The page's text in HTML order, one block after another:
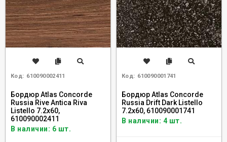
Код: 610090002411
Бордюр Atlas Concorde
Russia Rive Antica Riva
Listello 7.2x60,
610090002411
В наличии: 6 шт.
Код: 610090001741
Бордюр Atlas Concorde
Russia Drift Dark Listello
7.2x60, 610090001741
В наличии: 4 шт.